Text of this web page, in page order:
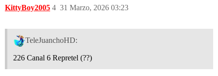
KittyBoy2005 31 Marzo, 2026 03:23
4
TeleJuanchoHD:
226 Canal 6 Repretel (??)